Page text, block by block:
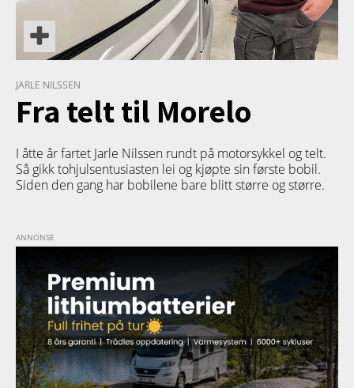
JARLE NILSSEN
Fra telt til Morelo
I åtte år fartet Jarle Nilssen rundt på motorsykkel og telt.
Så gikk tohjulsentusiasten lei og kjøpte sin første bobil.
Siden den gang har bobilene bare blitt større og større.